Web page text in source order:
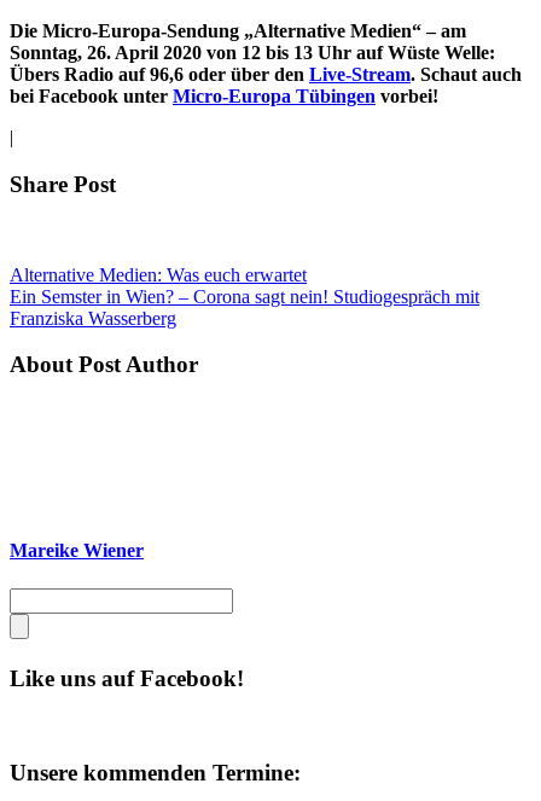
Die Micro-Europa-Sendung „Alternative Medien“ – am
Sonntag, 26. April 2020 von 12 bis 13 Uhr auf Wüste Welle:
Übers Radio auf 96,6 oder über den Live-Stream. Schaut auch
bei Facebook unter Micro-Europa Tübingen vorbei!
|
Share Post
Alternative Medien: Was euch erwartet
Ein Semster in Wien? – Corona sagt nein! Studiogespräch mit
Franziska Wasserberg
About Post Author
Mareike Wiener
Like uns auf Facebook!
Unsere kommenden Termine: